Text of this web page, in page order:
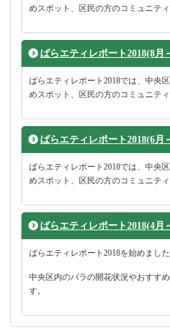
めスポット、区民の方のコミュニテ
ばらエティレポート2018(8月
ばらエティレポート2018では、中央
めスポット、区民の方のコミュニテ
ばらエティレポート2018(6月
ばらエティレポート2018では、中央
めスポット、区民の方のコミュニテ
ばらエティレポート2018(4月
ばらエティレポート2018を始めました
中央区内のバラの開花状況やおすす
す。